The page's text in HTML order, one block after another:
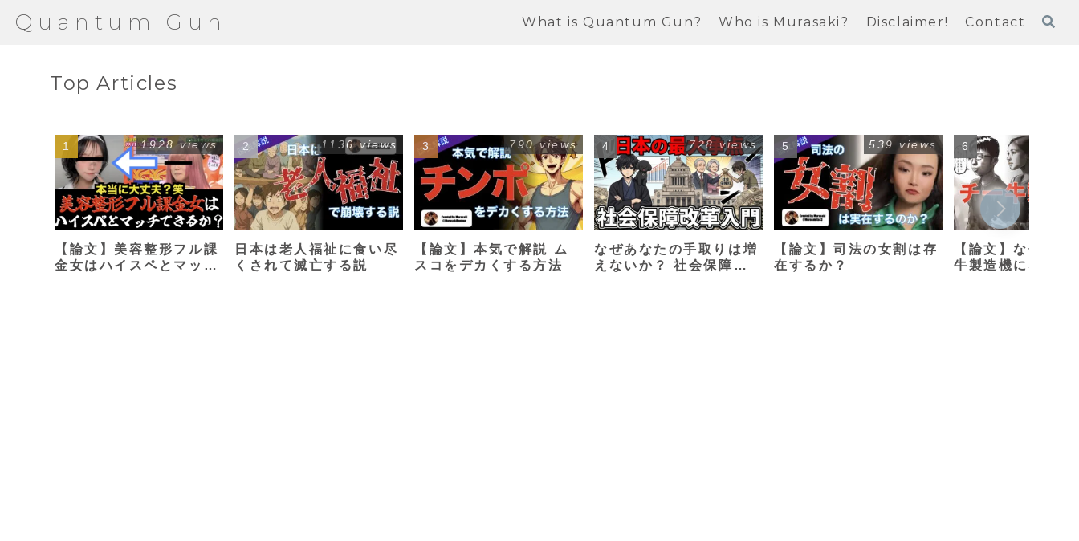
Quantum Gun What is Quantum Gun? Who is Murasaki? Disclaimer! Contact
Top Articles
【論文】美容整形フル課
金女はハイスペとマッチ
1928 views
日本は老人福祉に食い尽
くされて滅亡する説
1136 views
【論文】本気で解説 ム
スコをデカくする方法
790 views
なぜあなたの手取りは増
えないか？ 社会保障改
728 views
【論文】司法の女割は存
在するか？
539 views
【論文】なぜ母親
牛製造機になって